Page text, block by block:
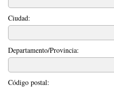
Ciudad:
Departamento/Provincia:
Código postal: